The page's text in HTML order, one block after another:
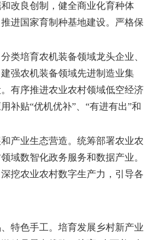
改良创制，健全商业化育种体
进国家育制种基地建设。严格保
类培育农机装备领域龙头企业、
强农机装备领域先进制造业集
有序推进农业农村领域低空经济
补贴“优机优补”、“有进有出”和
产业生态营造。统筹部署农业农
域数智化政务服务和数据产业。
挖农业农村数字生产力，引导各
特色手工。培育发展乡村新产业